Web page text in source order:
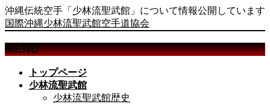
沖縄伝統空手「少林流聖武館」について情報公開しています
国際沖縄少林流聖武館空手道協会
MENU
トップページ
少林流聖武館
少林流聖武館歴史